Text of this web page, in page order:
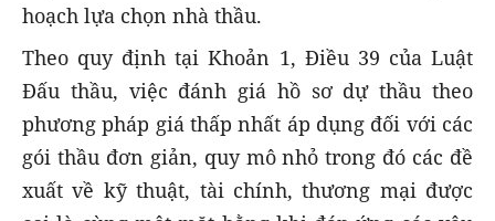
hoạch lựa chọn nhà thầu.
Theo quy định tại Khoản 1, Điều 39 của Luật
Đấu thầu, việc đánh giá hồ sơ dự thầu theo
phương pháp giá thấp nhất áp dụng đối với các
gói thầu đơn giản, quy mô nhỏ trong đó các đề
xuất về kỹ thuật, tài chính, thương mại được